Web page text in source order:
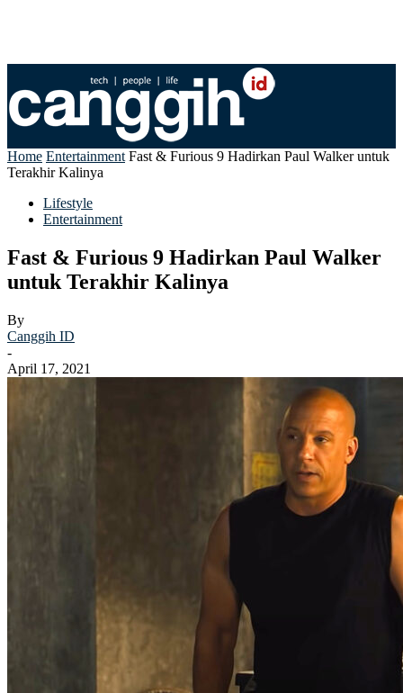
Home Entertainment Fast & Furious 9 Hadirkan Paul Walker untuk
Terakhir Kalinya
Lifestyle
Entertainment
Fast & Furious 9 Hadirkan Paul Walker
untuk Terakhir Kalinya
By
Canggih ID
-
April 17, 2021